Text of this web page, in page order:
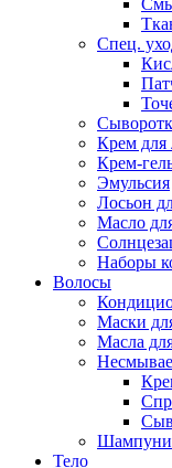
Спец.
Крем для
Крем-
Эмульсия
Лосьон
Масло
Наборы
Волосы
Маски
Масла
Шампуни
Тело